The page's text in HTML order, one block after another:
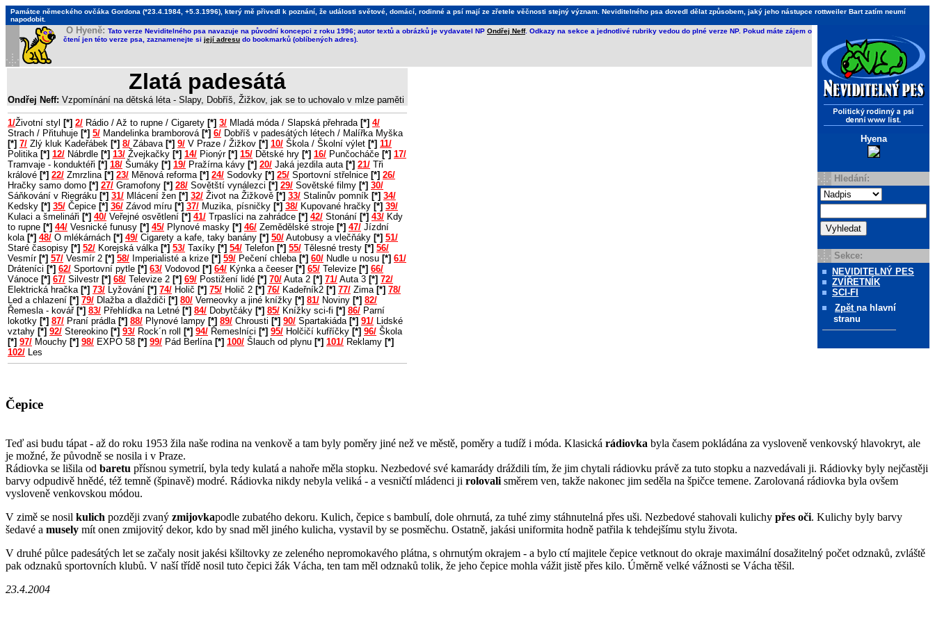
Památce německého ovčáka Gordona (*23.4.1984, +5.3.1996), který mě přivedl k poznání, že události světové, domácí, rodinné a psí mají ze zřetele věčnosti stejný význam. Neviditelného psa dovedl dělat způsobem, jaký jeho nástupce rottweiler Bart zatím neumí
napodobit.
Hyena
Hledání:
Sekce:
NEVIDITELNÝ PES
ZVÍŘETNÍK
SCI-FI
Zpět na hlavní
stranu
O Hyeně: Tato verze Neviditelného psa navazuje na původní koncepci z roku 1996; autor textů a obrázků je vydavatel NP Ondřej Neff. Odkazy na sekce a jednotlivé rubriky vedou do plné verze NP. Pokud máte zájem o
čtení jen této verze psa, zaznamenejte si její adresu do bookmarků (oblíbených adres).
Zlatá padesátá
Ondřej Neff: Vzpomínání na dětská léta - Slapy, Dobříš, Žižkov, jak se to uchovalo v mlze paměti
1/Životní styl [*] 2/ Rádio / Až to rupne / Cigarety [*] 3/ Mladá móda / Slapská přehrada [*] 4/
Strach / Přituhuje [*] 5/ Mandelinka bramborová [*] 6/ Dobříš v padesátých létech / Malířka Myška
[*] 7/ Zlý kluk Kadeřábek [*] 8/ Zábava [*] 9/ V Praze / Žižkov [*] 10/ Škola / Školní výlet [*] 11/
Politika [*] 12/ Nábrdle [*] 13/ Žvejkačky [*] 14/ Pionýr [*] 15/ Dětské hry [*] 16/ Punčocháče [*] 17/
Tramvaje - konduktéři [*] 18/ Šumáky [*] 19/ Pražírna kávy [*] 20/ Jaká jezdila auta [*] 21/ Tři
králové [*] 22/ Zmrzlina [*] 23/ Měnová reforma [*] 24/ Sodovky [*] 25/ Sportovní střelnice [*] 26/
Hračky samo domo [*] 27/ Gramofony [*] 28/ Sovětští vynálezci [*] 29/ Sovětské filmy [*] 30/
Sáňkování v Riegráku [*] 31/ Mlácení žen [*] 32/ Život na Žižkově [*] 33/ Stalinův pomník [*] 34/
Kedsky [*] 35/ Čepice [*] 36/ Závod míru [*] 37/ Muzika, písničky [*] 38/ Kupované hračky [*] 39/
Kulaci a šmelináři [*] 40/ Veřejné osvětlení [*] 41/ Trpaslíci na zahrádce [*] 42/ Stonání [*] 43/ Kdy
to rupne [*] 44/ Vesnické funusy [*] 45/ Plynové masky [*] 46/ Zemědělské stroje [*] 47/ Jízdní
kola [*] 48/ O mlékárnách [*] 49/ Cigarety a kafe, taky banány [*] 50/ Autobusy a vlečňáky [*] 51/
Staré časopisy [*] 52/ Korejská válka [*] 53/ Taxíky [*] 54/ Telefon [*] 55/ Tělesné tresty [*] 56/
Vesmír [*] 57/ Vesmír 2 [*] 58/ Imperialisté a krize [*] 59/ Pečení chleba [*] 60/ Nudle u nosu [*] 61/
Dráteníci [*] 62/ Sportovní pytle [*] 63/ Vodovod [*] 64/ Kýnka a čeeser [*] 65/ Televize [*] 66/
Vánoce [*] 67/ Silvestr [*] 68/ Televize 2 [*] 69/ Postižení lidé [*] 70/ Auta 2 [*] 71/ Auta 3 [*] 72/
Elektrická hračka [*] 73/ Lyžování [*] 74/ Holič [*] 75/ Holič 2 [*] 76/ Kadeřník2 [*] 77/ Zima [*] 78/
Led a chlazení [*] 79/ Dlažba a dlaždiči [*] 80/ Verneovky a jiné knížky [*] 81/ Noviny [*] 82/
Řemesla - kovář [*] 83/ Přehlídka na Letné [*] 84/ Dobytčáky [*] 85/ Knížky sci-fi [*] 86/ Parní
lokotky [*] 87/ Praní prádla [*] 88/ Plynové lampy [*] 89/ Chrousti [*] 90/ Spartakiáda [*] 91/ Lidské
vztahy [*] 92/ Stereokino [*] 93/ Rock´n roll [*] 94/ Řemeslníci [*] 95/ Holčičí kufříčky [*] 96/ Škola
[*] 97/ Mouchy [*] 98/ EXPO 58 [*] 99/ Pád Berlína [*] 100/ Šlauch od plynu [*] 101/ Reklamy [*]
102/ Les
Čepice
Teď asi budu tápat - až do roku 1953 žila naše rodina na venkově a tam byly poměry jiné než ve městě, poměry a tudíž i móda. Klasická rádiovka byla časem pokládána za vysloveně venkovský hlavokryt, ale
je možné, že původně se nosila i v Praze.
Rádiovka se lišila od baretu přísnou symetrií, byla tedy kulatá a nahoře měla stopku. Nezbedové své kamarády dráždili tím, že jim chytali rádiovku právě za tuto stopku a nazvedávali ji. Rádiovky byly nejčastěji
barvy odpudivě hnědé, též temně (špinavě) modré. Rádiovka nikdy nebyla veliká - a vesničtí mládenci ji rolovalisměrem ven, takže nakonec jim seděla na špičce temene. Zarolovaná rádiovka byla ovšem
vysloveně venkovskou módou.
V zimě se nosil kulich později zvaný zmijovkapodle zubatého dekoru. Kulich, čepice s bambulí, dole ohrnutá, za tuhé zimy stáhnutelná přes uši. Nezbedové stahovali kulichy přes oči. Kulichy byly barvy
šedavé a musely mít onen zmijovitý dekor, kdo by snad měl jiného kulicha, vystavil by se posměchu. Ostatně, jakási uniformita hodně patřila k tehdejšímu stylu života.
V druhé půlce padesátých let se začaly nosit jakési kšiltovky ze zeleného nepromokavého plátna, s ohrnutým okrajem - a bylo ctí majitele čepice vetknout do okraje maximální dosažitelný počet odznaků, zvláště
pak odznaků sportovních klubů. V naší třídě nosil tuto čepici žák Vácha, ten tam měl odznaků tolik, že jeho čepice mohla vážit jistě přes kilo. Úměrně velké vážnosti se Vácha těšil.
23.4.2004